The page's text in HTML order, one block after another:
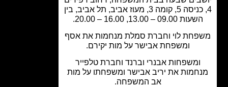
4, כניסה 5, קומה 3, מעוז אביב, תל אביב, בין
לוי וחברת סמלת מנחמות את אסף
ומשפחת אבישר על מות יקירם.
ומשפחות אבנרי וברנד וחברת טלפייר
את יריב אבישר ומשפחתו על מות
אב המשפחה.